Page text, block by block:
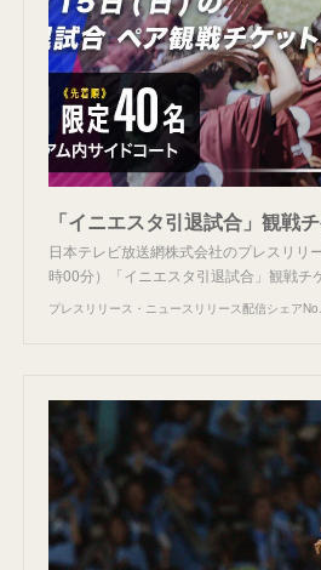
日本テレビ放送網株式会社のプレスリリ
時00分）「イニエスタ引退試合」観戦チ
プレスリリース・ニュースリリース配信シェア